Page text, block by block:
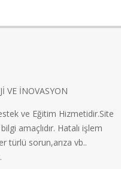
VE İNOVASYON
ve Eğitim Hizmetidir.Site
amaçlıdır. Hatalı işlem
türlü sorun,arıza vb..